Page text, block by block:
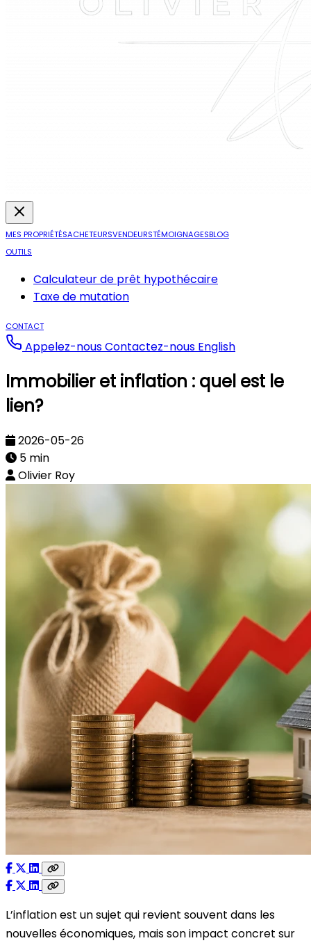
MES PROPRIÉTÉSACHETEURSVENDEURSTÉMOIGNAGESBLOG
OUTILS
Calculateur de prêt hypothécaire
Taxe de mutation
CONTACT
Appelez-nousContactez-nous English
Immobilier et inflation : quel est le
lien?
2026-05-26
5 min
Olivier Roy
L’inflation est un sujet qui revient souvent dans les
nouvelles économiques, mais son impact concret sur